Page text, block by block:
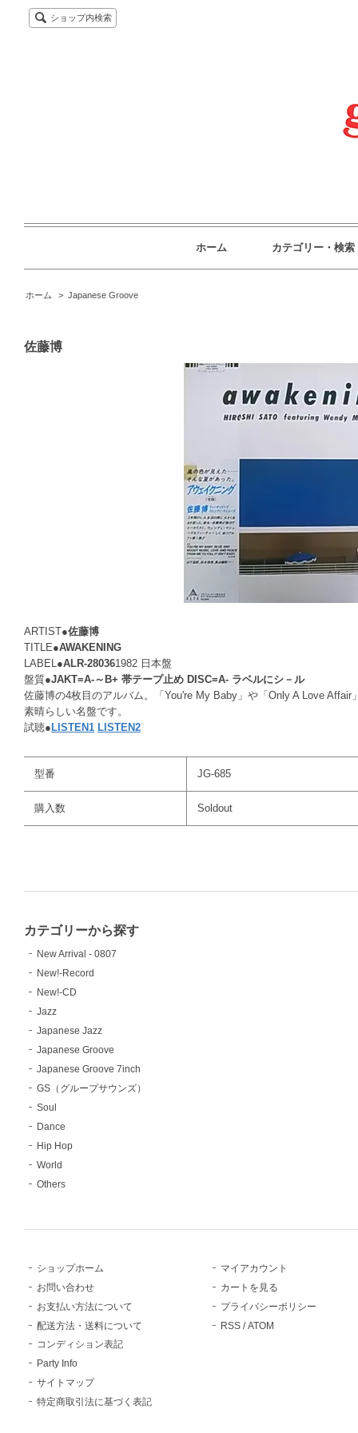
ショップ内検索
ホーム カテゴリー・検索
ホーム > Japanese Groove
佐藤博
ARTIST●佐藤博
TITLE●AWAKENING
LABEL●ALR-280361982 日本盤
盤質●JAKT=A-～B+ 帯テープ止め DISC=A- ラベルにシ－ル
佐藤博の4枚目のアルバム。「You're My Baby」や「Only A Love
素晴らしい名盤です。
試聴● LISTEN1 LISTEN2
型番 JG-685
購入数 Soldout
カテゴリーから探す
New Arrival - 0807
New!-Record
New!-CD
Jazz
Japanese Jazz
Japanese Groove
Japanese Groove 7inch
GS（グループサウンズ）
Soul
Dance
Hip Hop
World
Others
ショップホーム
お問い合わせ
お支払い方法について
配送方法・送料について
コンディション表記
Party Info
サイトマップ
特定商取引法に基づく表記
マイアカウント
カートを見る
プライバシーポリシー
RSS /ATOM